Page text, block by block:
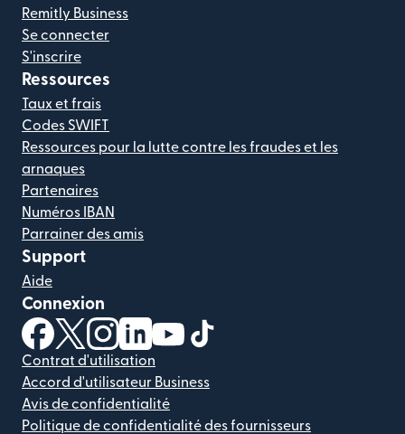
Remitly Business
Se connecter
S'inscrire
Ressources
Taux et frais
Codes SWIFT
Ressources pour la lutte contre les fraudes et les
arnaques
Partenaires
Numéros IBAN
Parrainer des amis
Support
Aide
Connexion
(s'ouvre dans une nouvelle fenêtre)
(s'ouvre dans une nouvelle fenêtre)
(s'ouvre dans une nouvelle fenêtre)
(s'ouvre dans une nouvelle fenêtre)
(s'ouvre dans une nouvelle
Contrat d'utilisation
Accord d'utilisateur Business
Avis de confidentialité
Politique de confidentialité des fournisseurs